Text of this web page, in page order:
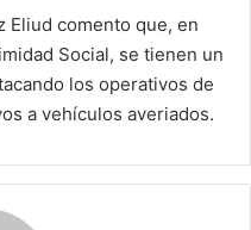
Eliud comento que, en
Social, se tienen un
los operativos de
a vehículos averiados.